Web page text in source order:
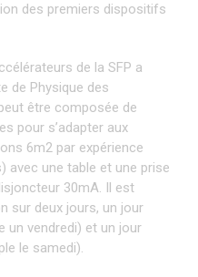
des premiers dispositifs
de la SFP a
de Physique des
être composée de
pour s’adapter aux
6m2 par expérience
avec une table et une prise
30mA. Il est
sur deux jours, un jour
un vendredi) et un jour
le samedi).